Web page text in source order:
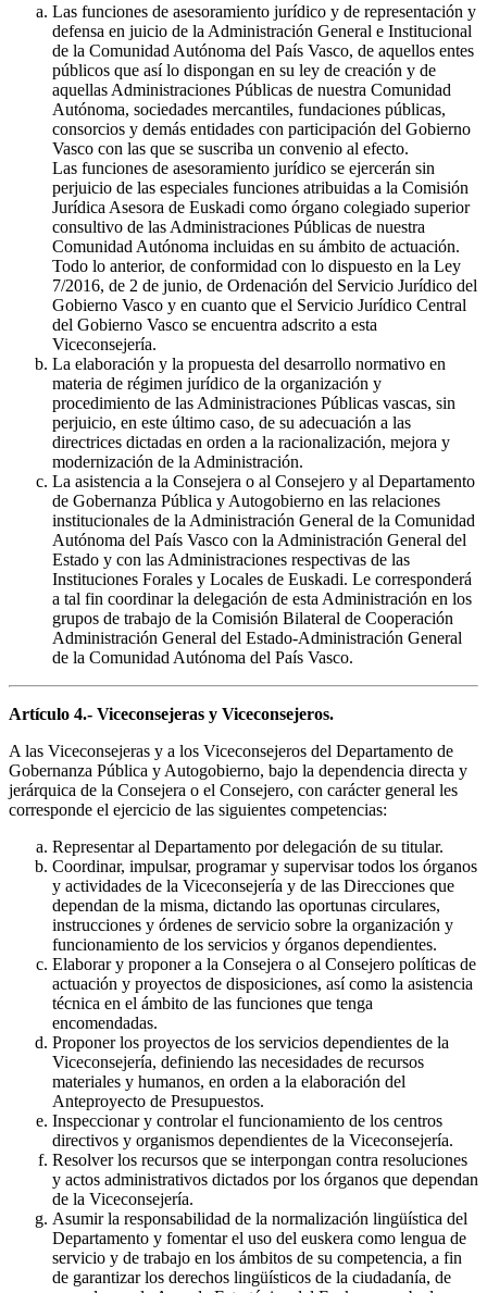
Las funciones de asesoramiento jurídico y de representación y
defensa en juicio de la Administración General e Institucional
de la Comunidad Autónoma del País Vasco, de aquellos entes
públicos que así lo dispongan en su ley de creación y de
aquellas Administraciones Públicas de nuestra Comunidad
Autónoma, sociedades mercantiles, fundaciones públicas,
consorcios y demás entidades con participación del Gobierno
Vasco con las que se suscriba un convenio al efecto.
Las funciones de asesoramiento jurídico se ejercerán sin
perjuicio de las especiales funciones atribuidas a la Comisión
Jurídica Asesora de Euskadi como órgano colegiado superior
consultivo de las Administraciones Públicas de nuestra
Comunidad Autónoma incluidas en su ámbito de actuación.
Todo lo anterior, de conformidad con lo dispuesto en la Ley
7/2016, de 2 de junio, de Ordenación del Servicio Jurídico del
Gobierno Vasco y en cuanto que el Servicio Jurídico Central
del Gobierno Vasco se encuentra adscrito a esta
Viceconsejería.
La elaboración y la propuesta del desarrollo normativo en
materia de régimen jurídico de la organización y
procedimiento de las Administraciones Públicas vascas, sin
perjuicio, en este último caso, de su adecuación a las
directrices dictadas en orden a la racionalización, mejora y
modernización de la Administración.
La asistencia a la Consejera o al Consejero y al Departamento
de Gobernanza Pública y Autogobierno en las relaciones
institucionales de la Administración General de la Comunidad
Autónoma del País Vasco con la Administración General del
Estado y con las Administraciones respectivas de las
Instituciones Forales y Locales de Euskadi. Le corresponderá
a tal fin coordinar la delegación de esta Administración en los
grupos de trabajo de la Comisión Bilateral de Cooperación
Administración General del Estado-Administración General
de la Comunidad Autónoma del País Vasco.
Artículo 4.- Viceconsejeras y Viceconsejeros.
A las Viceconsejeras y a los Viceconsejeros del Departamento de
Gobernanza Pública y Autogobierno, bajo la dependencia directa y
jerárquica de la Consejera o el Consejero, con carácter general les
corresponde el ejercicio de las siguientes competencias:
Representar al Departamento por delegación de su titular.
Coordinar, impulsar, programar y supervisar todos los órganos
y actividades de la Viceconsejería y de las Direcciones que
dependan de la misma, dictando las oportunas circulares,
instrucciones y órdenes de servicio sobre la organización y
funcionamiento de los servicios y órganos dependientes.
Elaborar y proponer a la Consejera o al Consejero políticas de
actuación y proyectos de disposiciones, así como la asistencia
técnica en el ámbito de las funciones que tenga
encomendadas.
Proponer los proyectos de los servicios dependientes de la
Viceconsejería, definiendo las necesidades de recursos
materiales y humanos, en orden a la elaboración del
Anteproyecto de Presupuestos.
Inspeccionar y controlar el funcionamiento de los centros
directivos y organismos dependientes de la Viceconsejería.
Resolver los recursos que se interpongan contra resoluciones
y actos administrativos dictados por los órganos que dependan
de la Viceconsejería.
Asumir la responsabilidad de la normalización lingüística del
Departamento y fomentar el uso del euskera como lengua de
servicio y de trabajo en los ámbitos de su competencia, a fin
de garantizar los derechos lingüísticos de la ciudadanía, de